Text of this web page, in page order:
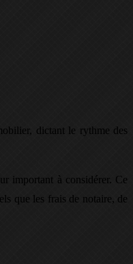
dictant le rythme des
important à considérer. Ce
que les frais de notaire, de